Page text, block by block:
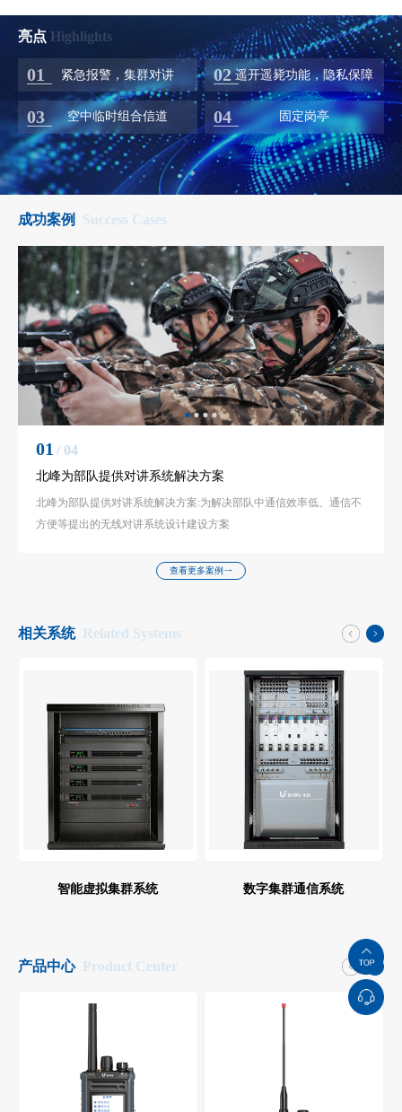
亮点 Highlights
01 紧急报警，集群对讲 02 遥开遥毙功能，隐私保障
03 空中临时组合信道 04 固定岗亭
成功案例 Success Cases
01 / 04
北峰为部队提供对讲系统解决方案
北峰为部队提供对讲系统解决方案:为解决部队中通信效率低、通信不
方便等提出的无线对讲系统设计建设方案
查看更多案例
相关系统 Related Systems
智能虚拟集群系统 数字集群通信系统
产品中心 Product Center